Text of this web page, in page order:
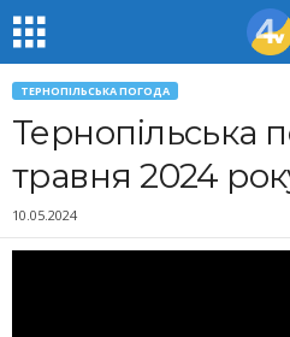
ТЕРНОПІЛЬСЬКА ПОГОДА
Тернопільська
травня 2024
10.05.2024